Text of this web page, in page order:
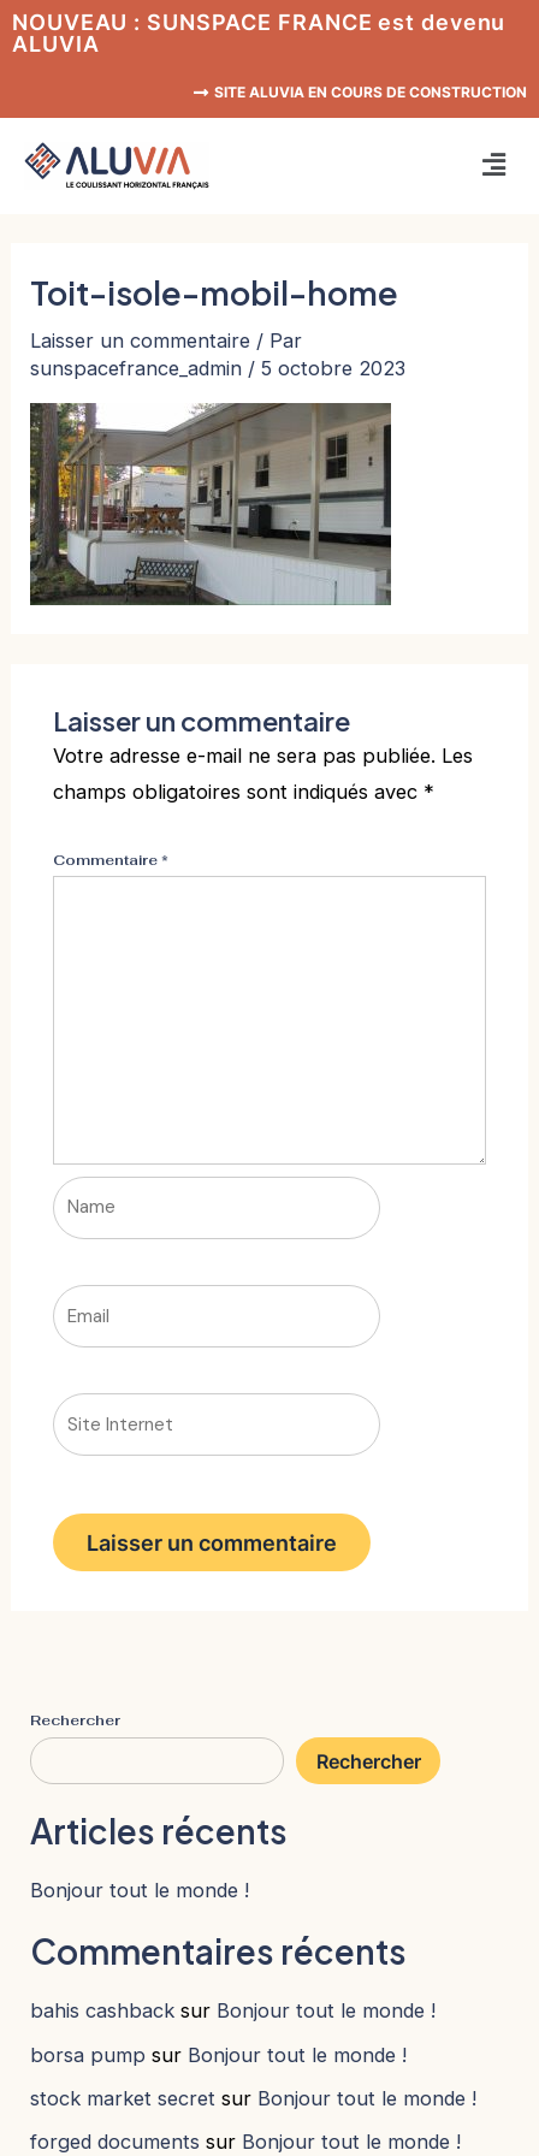
Aller
au
NOUVEAU : SUNSPACE FRANCE est devenu
ALUVIA
SITE ALUVIA EN COURS DE CONSTRUCTION
Toit-isole-mobil-home
Laisser un commentaire / Par
sunspacefrance_admin /5 octobre 2023
Laisser un commentaire
Votre adresse e-mail ne sera pas publiée. Les
champs obligatoires sont indiqués avec *
Commentaire*
Name
Email
Site
Internet
Rechercher
Rechercher
Articles récents
Bonjour tout le monde !
Commentaires récents
bahis cashback sur Bonjour tout le monde !
borsa pump sur Bonjour tout le monde !
stock market secret sur Bonjour tout le monde !
forged documents sur Bonjour tout le monde !